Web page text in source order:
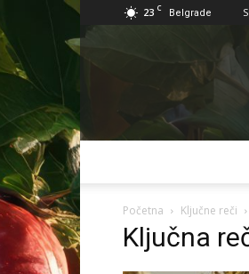
23 C Belgrade
Početna Ključne reči
Ključna